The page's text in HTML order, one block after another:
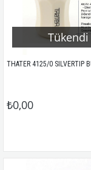
Tükendi
₺0,00